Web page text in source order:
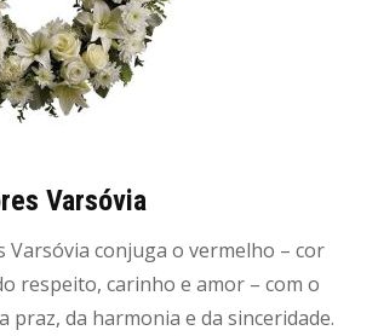
Varsóvia
Varsóvia conjuga o vermelho – cor
respeito, carinho e amor – com o
praz, da harmonia e da sinceridade.